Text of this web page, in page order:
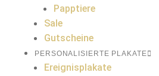
Papptiere
Sale
Gutscheine
PERSONALISIERTE PLAKATE
Ereignisplakate